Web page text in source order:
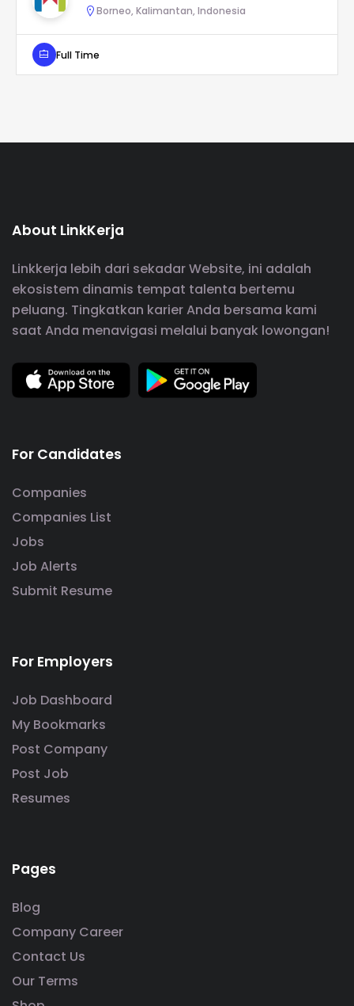
Borneo, Kalimantan, Indonesia
Full Time
About LinkKerja
Linkkerja lebih dari sekadar Website, ini adalah
ekosistem dinamis tempat talenta bertemu
peluang. Tingkatkan karier Anda bersama kami
saat Anda menavigasi melalui banyak lowongan!
For Candidates
Companies
Companies List
Jobs
Job Alerts
Submit Resume
For Employers
Job Dashboard
My Bookmarks
Post Company
Post Job
Resumes
Pages
Blog
Company Career
Contact Us
Our Terms